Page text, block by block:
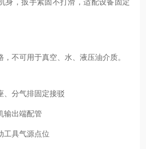
身，扳手紧固不打滑，适配设备固定
不可用于真空、水、液压油介质。
、分气排固定接驳
输出端配管
工具气源点位